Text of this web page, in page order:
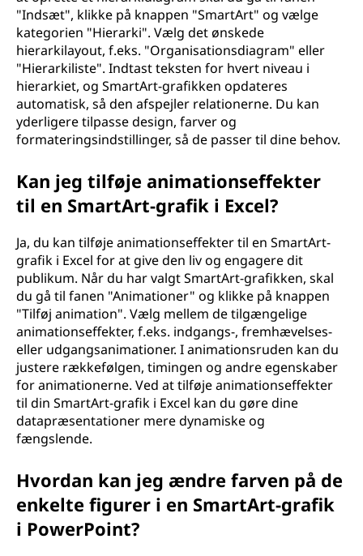
"Indsæt", klikke på knappen "SmartArt" og vælge
kategorien "Hierarki". Vælg det ønskede
hierarkilayout, f.eks. "Organisationsdiagram" eller
"Hierarkiliste". Indtast teksten for hvert niveau i
hierarkiet, og SmartArt-grafikken opdateres
automatisk, så den afspejler relationerne. Du kan
yderligere tilpasse design, farver og
formateringsindstillinger, så de passer til dine behov.
Kan jeg tilføje animationseffekter
til en SmartArt-grafik i Excel?
Ja, du kan tilføje animationseffekter til en SmartArt-
grafik i Excel for at give den liv og engagere dit
publikum. Når du har valgt SmartArt-grafikken, skal
du gå til fanen "Animationer" og klikke på knappen
"Tilføj animation". Vælg mellem de tilgængelige
animationseffekter, f.eks. indgangs-, fremhævelses-
eller udgangsanimationer. I animationsruden kan du
justere rækkefølgen, timingen og andre egenskaber
for animationerne. Ved at tilføje animationseffekter
til din SmartArt-grafik i Excel kan du gøre dine
datapræsentationer mere dynamiske og
fængslende.
Hvordan kan jeg ændre farven på de
enkelte figurer i en SmartArt-grafik
i PowerPoint?